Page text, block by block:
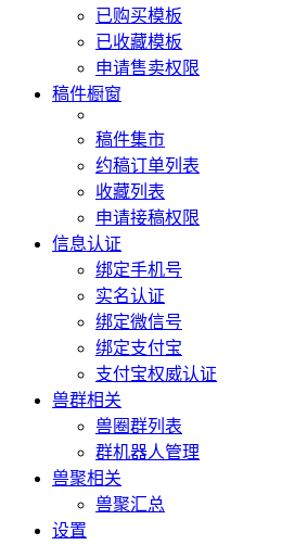
已购买模板
已收藏模板
申请售卖权限
稿件橱窗
稿件集市
约稿订单列表
收藏列表
申请接稿权限
信息认证
绑定手机号
实名认证
绑定微信号
绑定支付宝
支付宝权威认证
兽群相关
兽圈群列表
群机器人管理
兽聚相关
兽聚汇总
设置